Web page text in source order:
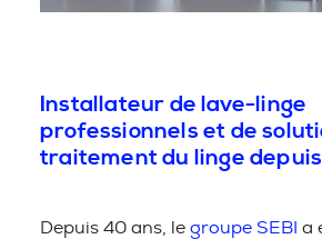
Installateur de lave-linge
professionnels et de
traitement du linge
Depuis 40 ans, le groupe SEBI a